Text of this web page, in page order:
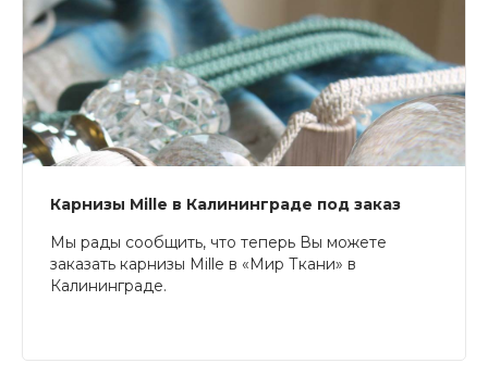
Карнизы Mille в Калининграде под заказ
Мы рады сообщить, что теперь Вы можете
заказать карнизы Mille в «Мир Ткани» в
Калининграде.